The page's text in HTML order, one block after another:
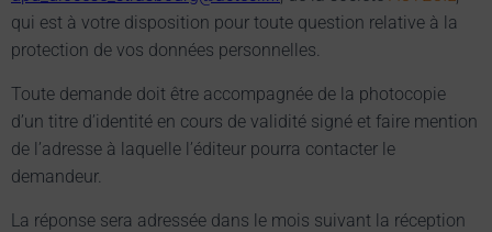
qui est à votre disposition pour toute question relative à la
protection de vos données personnelles.
Toute demande doit être accompagnée de la photocopie
d’un titre d’identité en cours de validité signé et faire mention
de l’adresse à laquelle l’éditeur pourra contacter le
demandeur.
La réponse sera adressée dans le mois suivant la réception